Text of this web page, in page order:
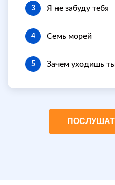
3 Я не забуду тебя
4 Семь морей
5 Зачем уходишь